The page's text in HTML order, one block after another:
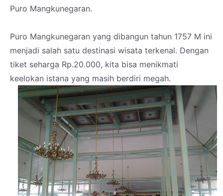
Puro Mangkunegaran.
Puro Mangkunegaran yang dibangun tahun 1757 M ini
menjadi salah satu destinasi wisata terkenal. Dengan
tiket seharga Rp.20.000, kita bisa menikmati
keelokan istana yang masih berdiri megah.